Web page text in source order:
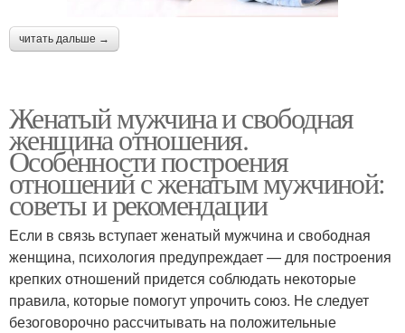
читать дальше →
Женатый мужчина и свободная
женщина отношения.
Особенности построения
отношений с женатым мужчиной:
советы и рекомендации
Если в связь вступает женатый мужчина и свободная
женщина, психология предупреждает — для построения
крепких отношений придется соблюдать некоторые
правила, которые помогут упрочить союз. Не следует
безоговорочно рассчитывать на положительные